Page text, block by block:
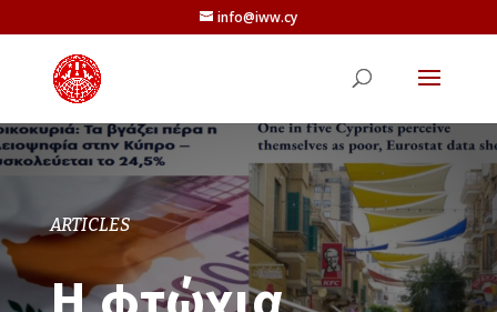
info@iww.cy
ARTICLES